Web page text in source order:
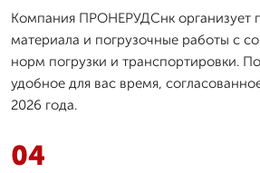
Компания ПРОНЕРУДСнк организует
материала и погрузочные работы с
норм погрузки и транспортировки.
удобное для вас время,
2026 года.
04